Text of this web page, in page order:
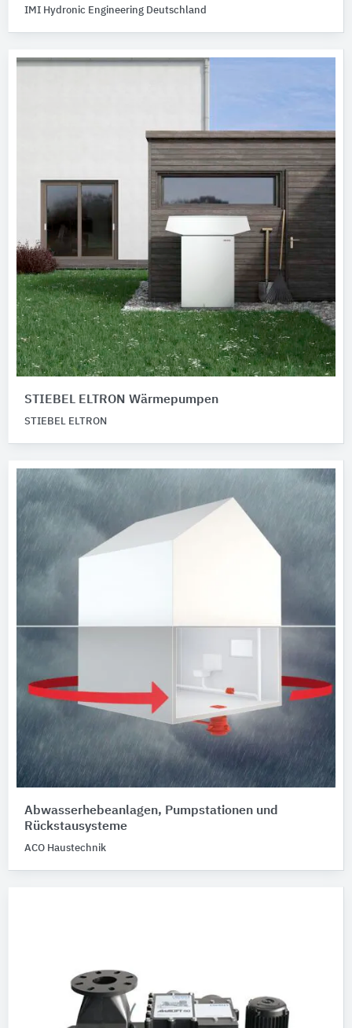
IMI Hydronic Engineering Deutschland
STIEBEL ELTRON Wärmepumpen
STIEBEL ELTRON
Abwasserhebeanlagen, Pumpstationen und
Rückstausysteme
ACO Haustechnik